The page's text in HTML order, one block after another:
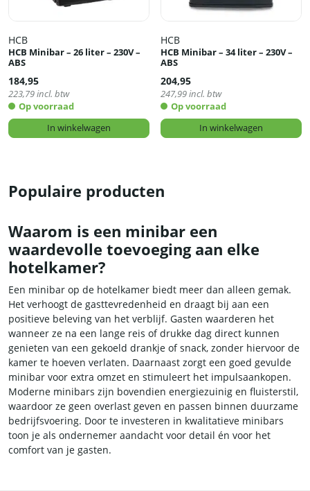
HCB
HCB Minibar – 26 liter – 230V –
ABS
184,95
223,79incl. btw
Op voorraad
In winkelwagen
HCB
HCB Minibar – 34 liter – 230V –
ABS
204,95
247,99incl. btw
Op voorraad
In winkelwagen
Populaire producten
Waarom is een minibar een
waardevolle toevoeging aan elke
hotelkamer?
Een minibar op de hotelkamer biedt meer dan alleen gemak.
Het verhoogt de gasttevredenheid en draagt bij aan een
positieve beleving van het verblijf. Gasten waarderen het
wanneer ze na een lange reis of drukke dag direct kunnen
genieten van een gekoeld drankje of snack, zonder hiervoor de
kamer te hoeven verlaten. Daarnaast zorgt een goed gevulde
minibar voor extra omzet en stimuleert het impulsaankopen.
Moderne minibars zijn bovendien energiezuinig en fluisterstil,
waardoor ze geen overlast geven en passen binnen duurzame
bedrijfsvoering. Door te investeren in kwalitatieve minibars
toon je als ondernemer aandacht voor detail én voor het
comfort van je gasten.